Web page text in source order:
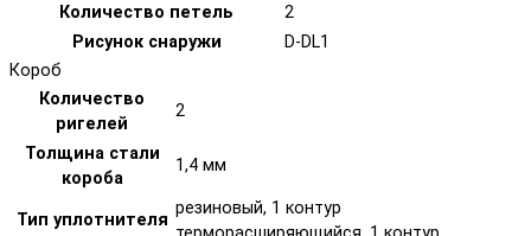
Количество петель
2
Рисунок снаружи
D-DL1
Короб
Количество
ригелей
2
Толщина стали
короба
1,4 мм
Тип уплотнителя
резиновый, 1 контур